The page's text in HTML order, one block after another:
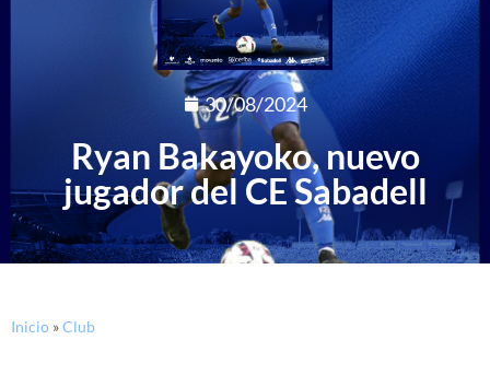
30/08/2024
Ryan Bakayoko, nuevo
jugador del CE Sabadell
Inicio »Club